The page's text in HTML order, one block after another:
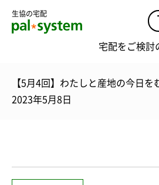
生協の宅配
宅配をご検討
【5月4回】わたしと産地の今日を
2023年5月8日